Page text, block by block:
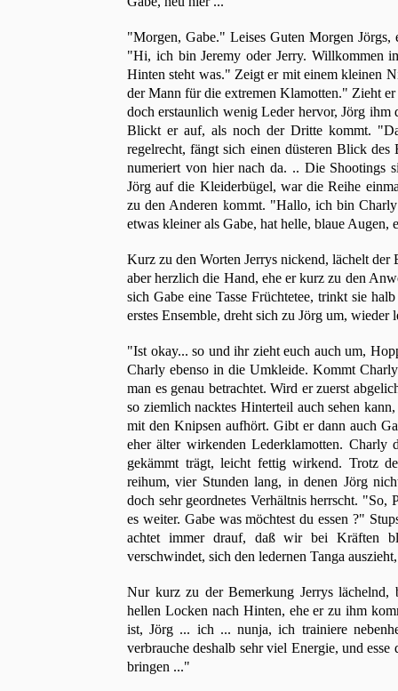
"Morgen, Gabe." Leises Guten Morgen
"Hi, ich bin Jeremy oder Jerry. Willkommen
Hinten steht was." Zeigt er mit einem kleinen
der Mann für die extremen Klamotten." Zieht
doch erstaunlich wenig Leder hervor, Jörg
Blickt er auf, als noch der Dritte kommt.
regelrecht, fängt sich einen düsteren Blick
numeriert von hier nach da. .. Die Shootings
Jörg auf die Kleiderbügel, war die Reihe
zu den Anderen kommt. "Hallo, ich bin
etwas kleiner als Gabe, hat helle, blaue Augen,
Kurz zu den Worten Jerrys nickend, lächelt
aber herzlich die Hand, ehe er kurz zu den
sich Gabe eine Tasse Früchtetee, trinkt sie
erstes Ensemble, dreht sich zu Jörg um,
"Ist okay... so und ihr zieht euch auch um,
Charly ebenso in die Umkleide. Kommt
man es genau betrachtet. Wird er zuerst
so ziemlich nacktes Hinterteil auch sehen
mit den Knipsen aufhört. Gibt er dann auch
eher älter wirkenden Lederklamotten. Charly
gekämmt trägt, leicht fettig wirkend. Trotz
reihum, vier Stunden lang, in denen Jörg
doch sehr geordnetes Verhältnis herrscht. "So,
es weiter. Gabe was möchtest du essen ?"
achtet immer drauf, daß wir bei Kräften
verschwindet, sich den ledernen Tanga
Nur kurz zu der Bemerkung Jerrys
hellen Locken nach Hinten, ehe er zu ihm
ist, Jörg ... ich ... nunja, ich trainiere
verbrauche deshalb sehr viel Energie, und
bringen ..."